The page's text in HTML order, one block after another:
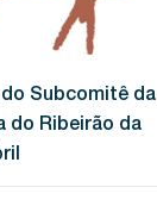
Subcomitê da
do Ribeirão da